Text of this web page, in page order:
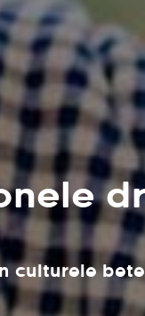
culturele